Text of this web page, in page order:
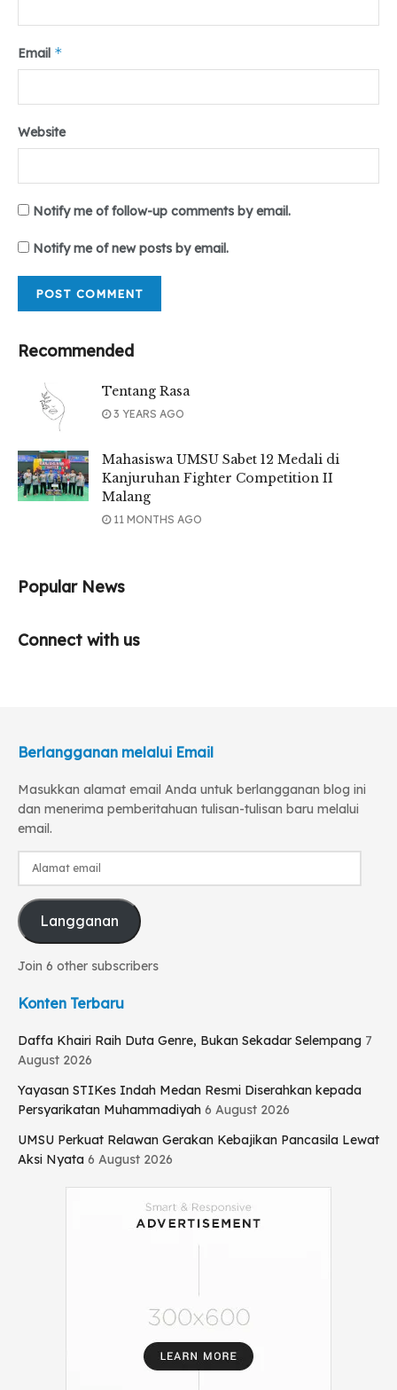
Tr : Nur Nilam Sari
Related Posts
DIGITAL PORTOFOLIO UKM-LPM TEROPONG
Lahirkan Persma Berintegritas
Virus Baru Langya Lebih Mengerikan dari
Email *
Website
Notify me of follow-up comments by email.
Notify me of new posts by email.
Recommended
Tentang Rasa
3 YEARS AGO
Mahasiswa UMSU Sabet 12 Medali di
Kanjuruhan Fighter Competition II
Malang
11 MONTHS AGO
Popular News
Connect with us
Berlangganan melalui Email
Masukkan alamat email Anda untuk berlangganan blog ini
dan menerima pemberitahuan tulisan-tulisan baru melalui
email.
Alamat
Langganan
Join 6 other subscribers
Konten Terbaru
Daffa Khairi Raih Duta Genre, Bukan Sekadar Selempang 7
August 2026
Yayasan STIKes Indah Medan Resmi Diserahkan kepada
Persyarikatan Muhammadiyah 6 August 2026
UMSU Perkuat Relawan Gerakan Kebajikan Pancasila Lewat
Aksi Nyata 6 August 2026